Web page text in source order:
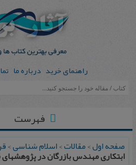
راهنمای خرید درباره ما
فهرست
صفحه اول>مقالات>اسلام شناسی>
ابتكاری مهندس بازرگان در